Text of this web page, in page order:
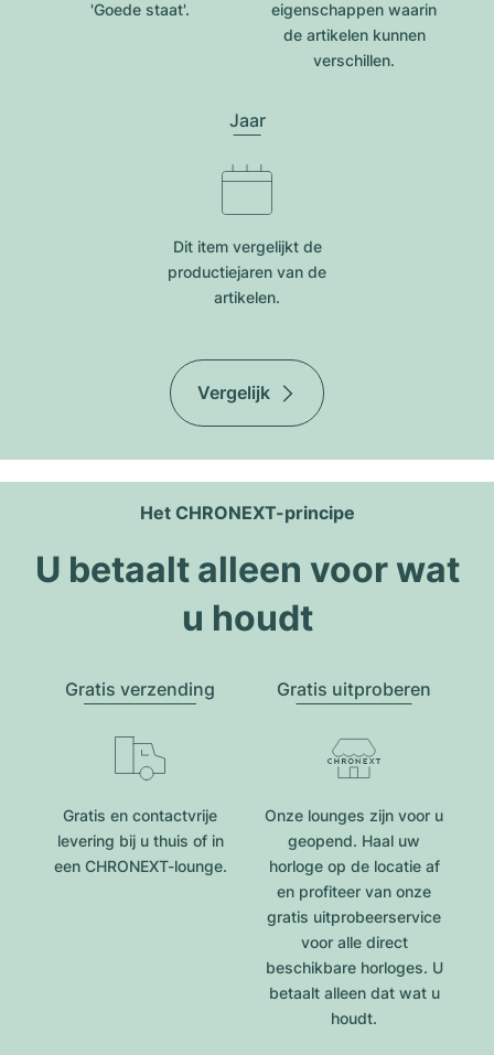
'Goede staat'.
eigenschappen waarin
de artikelen kunnen
verschillen.
Jaar
Dit item vergelijkt de
productiejar​en van de
artikelen.
Vergelijk
Het CHRONEXT-principe
U betaalt alleen voor wat
u houdt
Gratis verzending
Gratis en contactvrije
levering bij u thuis of in
een CHRONEXT-lounge.
Gratis uitproberen
Onze lounges zijn voor u
geopend. Haal uw
horloge op de locatie af
en profiteer van onze
gratis uitprobeerservice
voor alle direct
beschikbare horloges. U
betaalt alleen dat wat u
houdt.